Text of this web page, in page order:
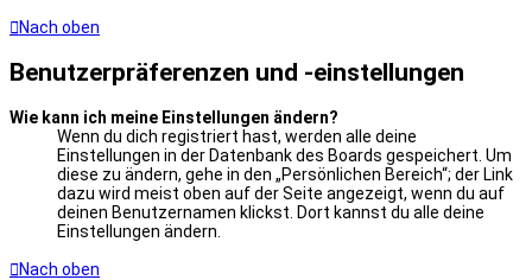
Nach oben
Benutzerpräferenzen und -einstellungen
Wie kann ich meine Einstellungen ändern?
Wenn du dich registriert hast, werden alle deine
Einstellungen in der Datenbank des Boards gespeichert. Um
diese zu ändern, gehe in den „Persönlichen Bereich“; der Link
dazu wird meist oben auf der Seite angezeigt, wenn du auf
deinen Benutzernamen klickst. Dort kannst du alle deine
Einstellungen ändern.
Nach oben